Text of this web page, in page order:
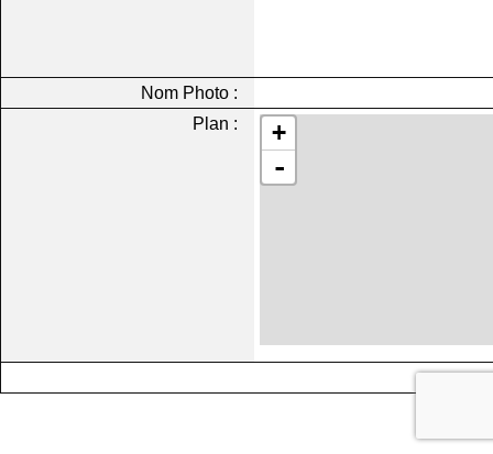
Nom Photo :
Plan :
+
-